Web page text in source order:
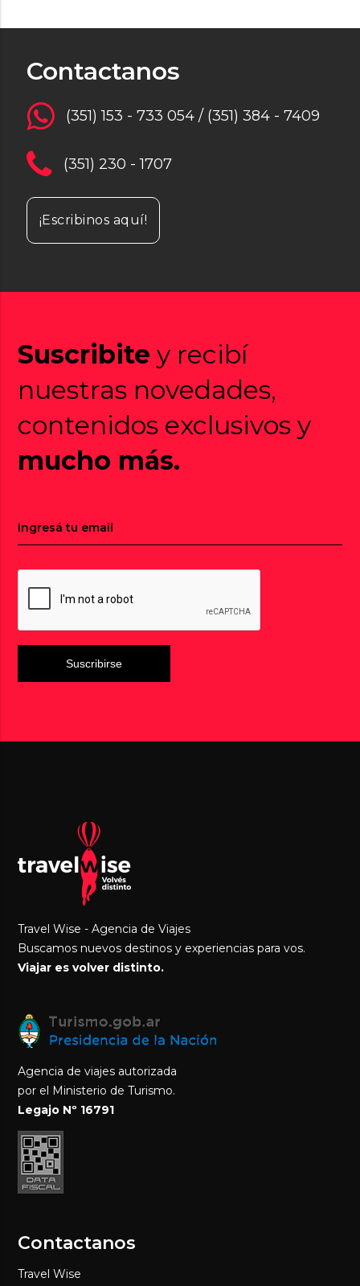
Contactanos
(351) 153 - 733 054 / (351) 384 - 7409
(351) 230 - 1707
¡Escribinos aquí!
Suscribite y recibí
nuestras novedades,
contenidos exclusivos y
mucho más.
Travel Wise - Agencia de Viajes
Buscamos nuevos destinos y experiencias para vos.
Viajar es volver distinto.
Agencia de viajes autorizada
por el Ministerio de Turismo.
Legajo Nº 16791
Contactanos
Travel Wise